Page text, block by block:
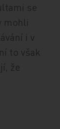
se
mohli
i v
to však
že